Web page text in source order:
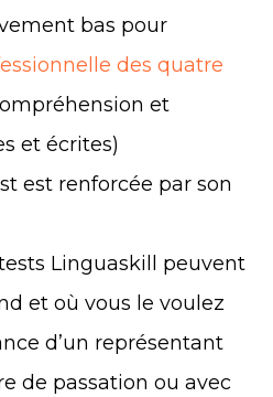
bas pour
des quatre
et
et écrites)
est renforcée par son
Linguaskill peuvent
et où vous le voulez
d’un représentant
de passation ou avec